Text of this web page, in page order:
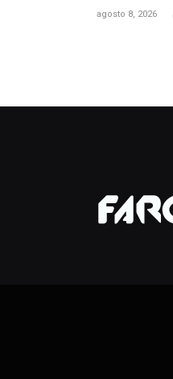
agosto 8, 2026